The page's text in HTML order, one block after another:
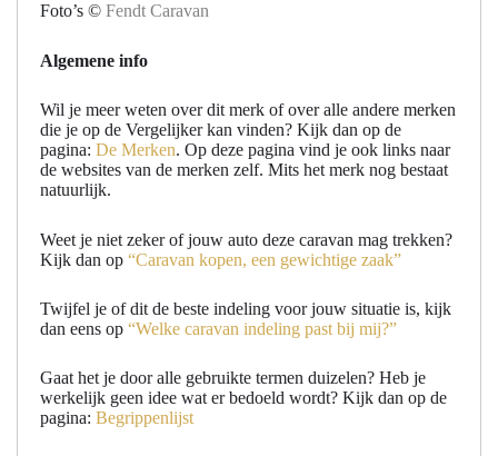
Foto’s © Fendt Caravan
Algemene info
Wil je meer weten over dit merk of over alle andere merken
die je op de Vergelijker kan vinden? Kijk dan op de
pagina: De Merken. Op deze pagina vind je ook links naar
de websites van de merken zelf. Mits het merk nog bestaat
natuurlijk.
Weet je niet zeker of jouw auto deze caravan mag trekken?
Kijk dan op “Caravan kopen, een gewichtige zaak”
Twijfel je of dit de beste indeling voor jouw situatie is, kijk
dan eens op “Welke caravan indeling past bij mij?”
Gaat het je door alle gebruikte termen duizelen? Heb je
werkelijk geen idee wat er bedoeld wordt? Kijk dan op de
pagina: Begrippenlijst